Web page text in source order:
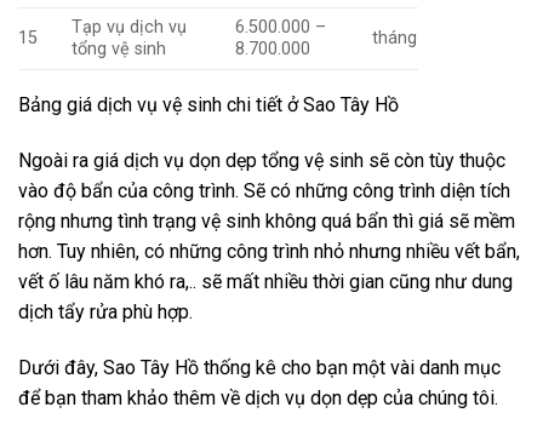
15
Tạp vụ dịch vụ
tổng vệ sinh
6.500.000 –
8.700.000
tháng
Bảng giá dịch vụ vệ sinh chi tiết ở Sao Tây Hồ
Ngoài ra giá dịch vụ dọn dẹp tổng vệ sinh sẽ còn tùy thuộc
vào độ bẩn của công trình. Sẽ có những công trình diện tích
rộng nhưng tình trạng vệ sinh không quá bẩn thì giá sẽ mềm
hơn. Tuy nhiên, có những công trình nhỏ nhưng nhiều vết bẩn,
vết ố lâu năm khó ra,.. sẽ mất nhiều thời gian cũng như dung
dịch tẩy rửa phù hợp.
Dưới đây, Sao Tây Hồ thống kê cho bạn một vài danh mục
để bạn tham khảo thêm về dịch vụ dọn dẹp của chúng tôi.